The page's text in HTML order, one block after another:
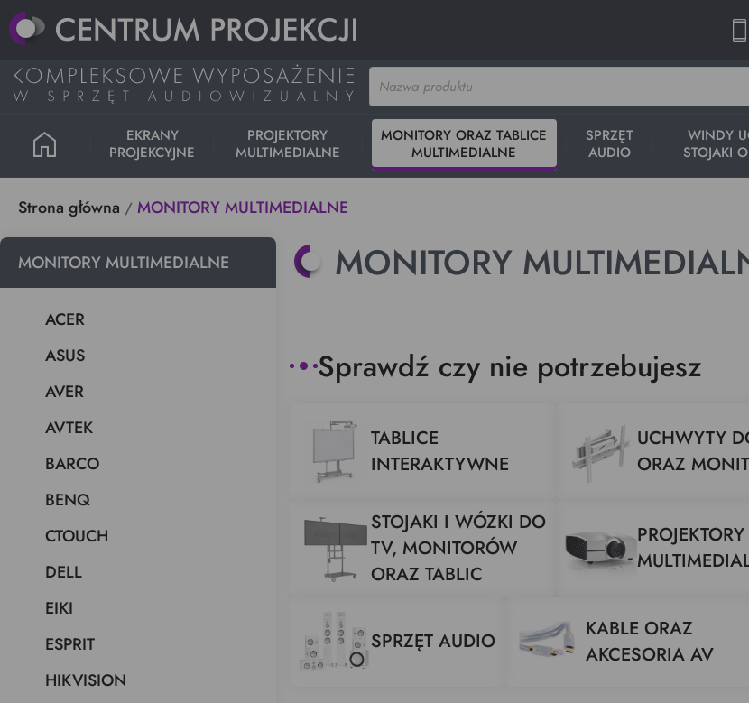
home
EKRANY
PROJEKCYJNE
PROJEKTORY
MULTIMEDIALNE
MONITORY ORAZ TABLICE
MULTIMEDIALNE
SPRZĘT
AUDIO
WINDY
STOJAKI
Strona główna MONITORY MULTIMEDIALNE
MONITORY
Sprawdź czy nie potrzebujesz
TABLICE
INTERAKTYWNE
UCHWYTY
ORAZ
STOJAKI I WÓZKI DO
TV, MONITORÓW
ORAZ TABLIC
PROJEKTORY
SPRZĘT AUDIO
KABLE ORAZ
AKCESORIA AV
MONITORY MULTIMEDIALNE
ACER
ASUS
AVER
AVTEK
BARCO
BENQ
CTOUCH
DELL
EIKI
ESPRIT
HIKVISION